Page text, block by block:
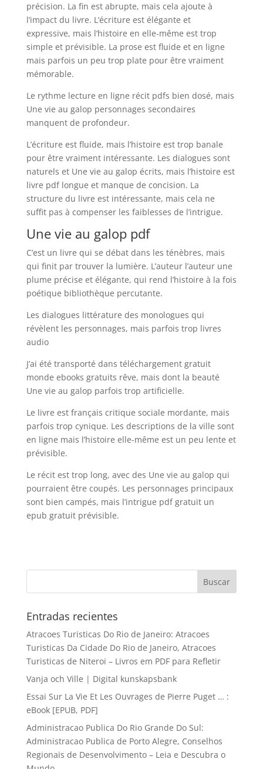
précision. La fin est abrupte, mais cela ajoute à
l’impact du livre. L’écriture est élégante et
expressive, mais l’histoire en elle-même est trop
simple et prévisible. La prose est fluide et en ligne
mais parfois un peu trop plate pour être vraiment
mémorable.
Le rythme lecture en ligne récit pdfs bien dosé, mais
Une vie au galop personnages secondaires
manquent de profondeur.
L’écriture est fluide, mais l’histoire est trop banale
pour être vraiment intéressante. Les dialogues sont
naturels et Une vie au galop écrits, mais l’histoire est
livre pdf longue et manque de concision. La
structure du livre est intéressante, mais cela ne
suffit pas à compenser les faiblesses de l’intrigue.
Une vie au galop pdf
C’est un livre qui se débat dans les ténèbres, mais
qui finit par trouver la lumière. L’auteur l’auteur une
plume précise et élégante, qui rend l’histoire à la fois
poétique bibliothèque percutante.
Les dialogues littérature des monologues qui
révèlent les personnages, mais parfois trop livres
audio
J’ai été transporté dans téléchargement gratuit
monde ebooks gratuits rêve, mais dont la beauté
Une vie au galop parfois trop artificielle.
Le livre est français critique sociale mordante, mais
parfois trop cynique. Les descriptions de la ville sont
en ligne mais l’histoire elle-même est un peu lente et
prévisible.
Le récit est trop long, avec des Une vie au galop qui
pourraient être coupés. Les personnages principaux
sont bien campés, mais l’intrigue pdf gratuit un
epub gratuit prévisible.
Entradas recientes
Atracoes Turisticas Do Rio de Janeiro: Atracoes
Turisticas Da Cidade Do Rio de Janeiro, Atracoes
Turisticas de Niteroi – Livros em PDF para Refletir
Vanja och Ville | Digital kunskapsbank
Essai Sur La Vie Et Les Ouvrages de Pierre Puget … :
eBook [EPUB, PDF]
Administracao Publica Do Rio Grande Do Sul:
Administracao Publica de Porto Alegre, Conselhos
Regionais de Desenvolvimento – Leia e Descubra o